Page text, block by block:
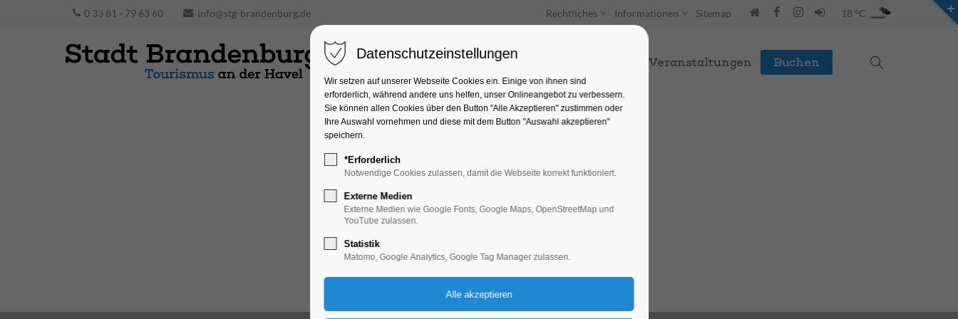
Webeinträge
klicken Sie bitte auf den Button und loggen
Sie sich dort ein.
Webeintrag
0 33 81 - 79 63 60 info@stg-brandenburg.de Rechtliches Informationen Sitemap 18 °C
Unterkünfte Entdecken & Erleben Veranstaltungen Buchen
Datenschutzeinstellungen
Wir setzen auf unserer Webseite Cookies ein. Einige von ihnen sind
erforderlich, während andere uns helfen, unser Onlineangebot zu verbessern.
Sie können allen Cookies über den Button "Alle Akzeptieren" zustimmen oder
Ihre Auswahl vornehmen und diese mit dem Button "Auswahl akzeptieren"
speichern.
*Erforderlich
Notwendige Cookies zulassen, damit die Webseite korrekt funktioniert.
Externe Medien
Externe Medien wie Google Fonts, Google Maps, OpenStreetMap und
YouTube zulassen.
Statistik
Matomo, Google Analytics, Google Tag Manager zulassen.